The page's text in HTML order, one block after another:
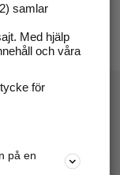
samlar
Med hjälp
och våra
för
på en